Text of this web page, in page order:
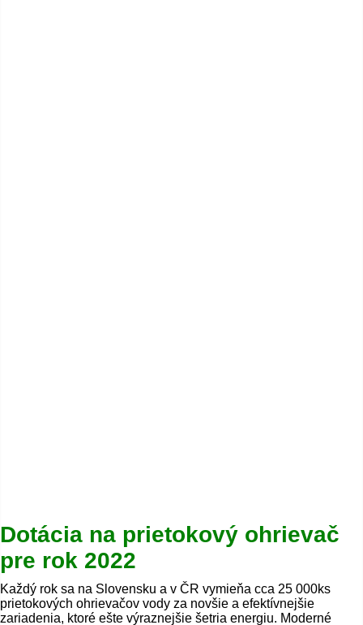
Dotácia na prietokový ohrievač
pre rok 2022
Každý rok sa na Slovensku a v ČR vymieňa cca 25 000ks
prietokových ohrievačov vody za novšie a efektívnejšie
zariadenia, ktoré ešte výraznejšie šetria energiu. Moderné